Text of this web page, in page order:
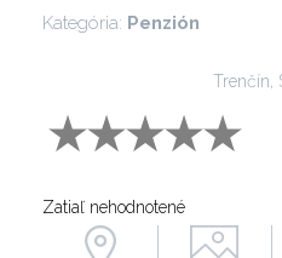
Kategória: Penzión
Trenčín,
Zatiaľ nehodnotené